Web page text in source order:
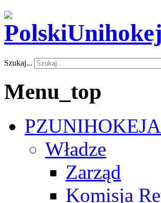
Szukaj...
Menu_top
PZUNIHOKEJA
Władze
Zarząd
Komisja